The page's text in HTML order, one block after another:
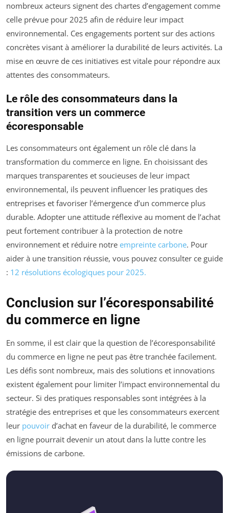
nombreux acteurs signent des chartes d’engagement comme
celle prévue pour 2025 afin de réduire leur impact
environnemental. Ces engagements portent sur des actions
concrètes visant à améliorer la durabilité de leurs activités. La
mise en œuvre de ces initiatives est vitale pour répondre aux
attentes des consommateurs.
Le rôle des consommateurs dans la
transition vers un commerce
écoresponsable
Les consommateurs ont également un rôle clé dans la
transformation du commerce en ligne. En choisissant des
marques transparentes et soucieuses de leur impact
environnemental, ils peuvent influencer les pratiques des
entreprises et favoriser l’émergence d’un commerce plus
durable. Adopter une attitude réflexive au moment de l’achat
peut fortement contribuer à la protection de notre
environnement et réduire notre empreinte carbone. Pour
aider à une transition réussie, vous pouvez consulter ce guide
: 12 résolutions écologiques pour 2025.
Conclusion sur l’écoresponsabilité
du commerce en ligne
En somme, il est clair que la question de l’écoresponsabilité
du commerce en ligne ne peut pas être tranchée facilement.
Les défis sont nombreux, mais des solutions et innovations
existent également pour limiter l’impact environnemental du
secteur. Si des pratiques responsables sont intégrées à la
stratégie des entreprises et que les consommateurs exercent
leur pouvoir d’achat en faveur de la durabilité, le commerce
en ligne pourrait devenir un atout dans la lutte contre les
émissions de carbone.